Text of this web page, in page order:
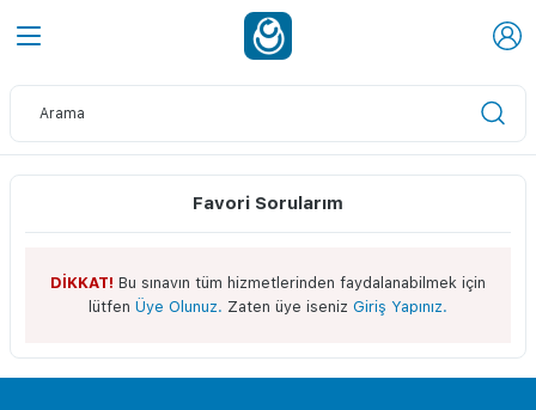
Favori Sorularım
DİKKAT! Bu sınavın tüm hizmetlerinden faydalanabilmek için
lütfen Üye Olunuz. Zaten üye iseniz Giriş Yapınız.